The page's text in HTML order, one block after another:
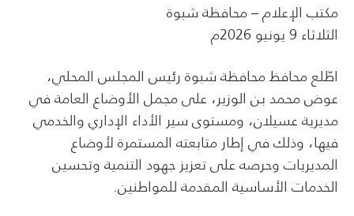
مكتب الإعلام – محافظة شبوة
الثلاثاء 9 يونيو 2026م
اطّلع محافظ محافظة شبوة رئيس المجلس المحلي،
عوض محمد بن الوزير، على مجمل الأوضاع العامة في
مديرية عسيلان، ومستوى سير الأداء الإداري والخدمي
فيها، وذلك في إطار متابعته المستمرة لأوضاع
المديريات وحرصه على تعزيز جهود التنمية وتحسين
الخدمات الأساسية المقدمة للمواطنين.